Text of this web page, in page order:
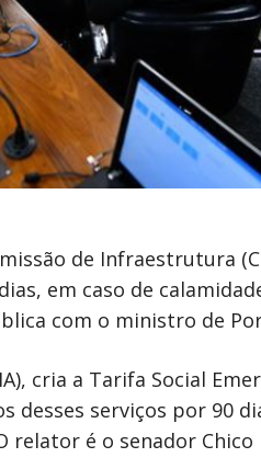
de Infraestrutura
em caso de
com o ministro de
cria a Tarifa Social
desses serviços por 90
é o senador Chico